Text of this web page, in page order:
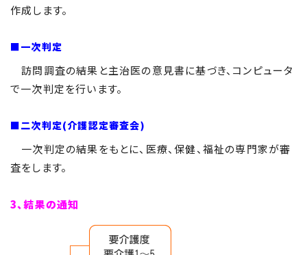
作成します。
■一次判定
訪問調査の結果と主治医の意見書に基づき、コンピュータ
で一次判定を行います。
■二次判定(介護認定審査会)
一次判定の結果をもとに、医療、保健、福祉の専門家が審
査をします。
3、結果の通知